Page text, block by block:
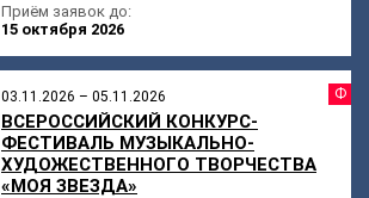
Приём заявок до:
15 октября 2026
03.11.2026 – 05.11.2026
ВСЕРОССИЙСКИЙ КОНКУРС-
ФЕСТИВАЛЬ МУЗЫКАЛЬНО-
ХУДОЖЕСТВЕННОГО ТВОРЧЕСТВА
«МОЯ ЗВЕЗДА»